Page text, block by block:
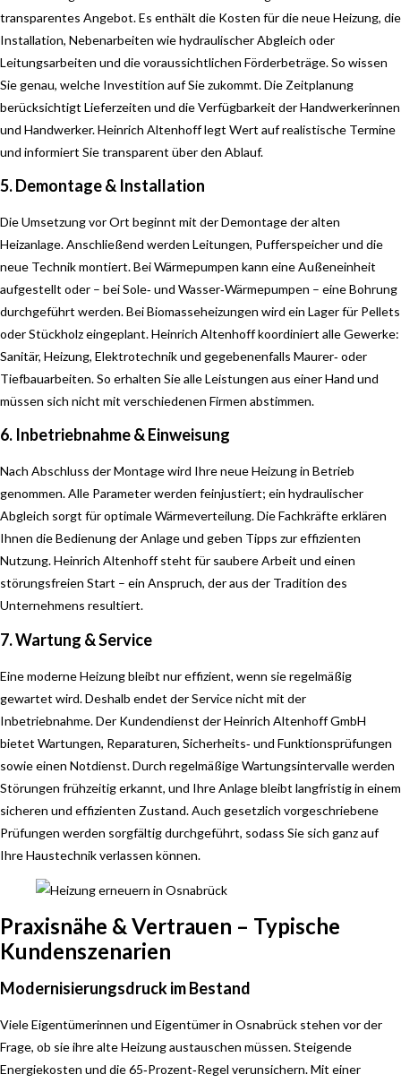
transparentes Angebot. Es enthält die Kosten für die neue Heizung, die
Installation, Nebenarbeiten wie hydraulischer Abgleich oder
Leitungsarbeiten und die voraussichtlichen Förderbeträge. So wissen
Sie genau, welche Investition auf Sie zukommt. Die Zeitplanung
berücksichtigt Lieferzeiten und die Verfügbarkeit der Handwerkerinnen
und Handwerker. Heinrich Altenhoff legt Wert auf realistische Termine
und informiert Sie transparent über den Ablauf.
5. Demontage & Installation
Die Umsetzung vor Ort beginnt mit der Demontage der alten
Heizanlage. Anschließend werden Leitungen, Pufferspeicher und die
neue Technik montiert. Bei Wärmepumpen kann eine Außeneinheit
aufgestellt oder – bei Sole‑ und Wasser‑Wärmepumpen – eine Bohrung
durchgeführt werden. Bei Biomasseheizungen wird ein Lager für Pellets
oder Stückholz eingeplant. Heinrich Altenhoff koordiniert alle Gewerke:
Sanitär, Heizung, Elektrotechnik und gegebenenfalls Maurer‑ oder
Tiefbauarbeiten. So erhalten Sie alle Leistungen aus einer Hand und
müssen sich nicht mit verschiedenen Firmen abstimmen.
6. Inbetriebnahme & Einweisung
Nach Abschluss der Montage wird Ihre neue Heizung in Betrieb
genommen. Alle Parameter werden feinjustiert; ein hydraulischer
Abgleich sorgt für optimale Wärmeverteilung. Die Fachkräfte erklären
Ihnen die Bedienung der Anlage und geben Tipps zur effizienten
Nutzung. Heinrich Altenhoff steht für saubere Arbeit und einen
störungsfreien Start – ein Anspruch, der aus der Tradition des
Unternehmens resultiert.
7. Wartung & Service
Eine moderne Heizung bleibt nur effizient, wenn sie regelmäßig
gewartet wird. Deshalb endet der Service nicht mit der
Inbetriebnahme. Der Kundendienst der Heinrich Altenhoff GmbH
bietet Wartungen, Reparaturen, Sicherheits‑ und Funktionsprüfungen
sowie einen Notdienst. Durch regelmäßige Wartungsintervalle werden
Störungen frühzeitig erkannt, und Ihre Anlage bleibt langfristig in einem
sicheren und effizienten Zustand. Auch gesetzlich vorgeschriebene
Prüfungen werden sorgfältig durchgeführt, sodass Sie sich ganz auf
Ihre Haustechnik verlassen können.
Praxisnähe & Vertrauen – Typische
Kundenszenarien
Modernisierungsdruck im Bestand
Viele Eigentümerinnen und Eigentümer in Osnabrück stehen vor der
Frage, ob sie ihre alte Heizung austauschen müssen. Steigende
Energiekosten und die 65‑Prozent‑Regel verunsichern. Mit einer